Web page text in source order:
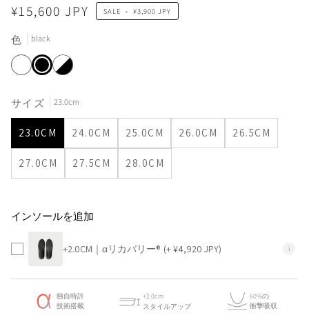
¥15,600 JPY SALE • ¥3,900 JPY
色 black
whiteblackblack-
white
サイズ 23.0cm
23.0CM 24.0CM 25.0CM 26.0CM 26.5CM
27.0CM 27.5CM 28.0CM
インソールを追加
+2.0CM｜αリカバリー® (+ ¥4,920 JPY) i
独自特許
技術搭載
+2.0cm
スタイルアップ
60%の
衝撃吸収